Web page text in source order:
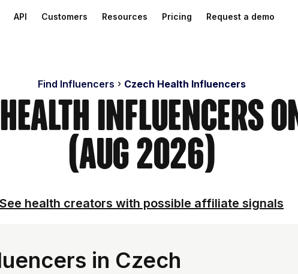
API Customers Resources Pricing Request a demo
Find Influencers Czech Health Influencers
Health Influencers
(Aug 2026)
See health creators with possible affiliate signals
in Czech